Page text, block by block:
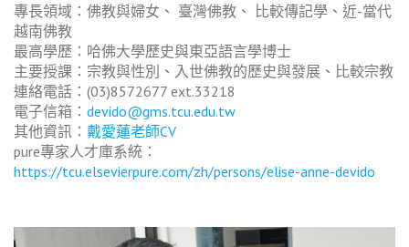
專長領域：佛教與婦女、 臺灣佛教、 比較傳記學、近-當代
越南佛教
最高學歷：哈佛大學歷史與東亞語言學博士
主要授課：宗教與性別、入世佛教的歷史與發展、比較宗教
連絡電話：(03)8572677 ext.33218
電子信箱： devido@gms.tcu.edu.tw
其他資訊： 戴愛蓮老師CV
pure專家人才庫系統：
https://tcu.elsevierpure.com/zh/persons/elise-anne-devido